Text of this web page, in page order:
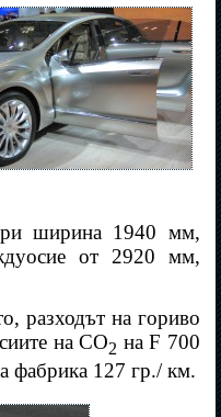
ширина 1940 мм,
от 2920 мм,
разходът на гориво
на CO2 на F 700
фабрика 127 гр./ км.